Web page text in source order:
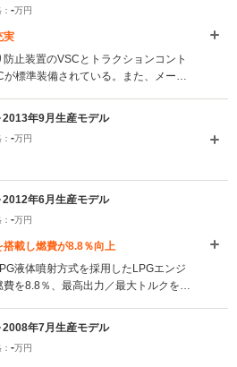
-万円
実
止装置のVSCとトラクションコント
が標準装備されている。また、メータ
ターが採用されている（2013.10）
年9月生産モデル
-万円
年6月生産モデル
-万円
搭載し燃費が8.8％向上
液体噴射方式を採用したLPGエンジ
費を8.8％、最高出力／最大トルクを
停止するシステムを標準採用した。
年7月生産モデル
-万円